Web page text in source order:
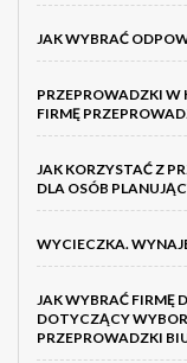
JAK WYBRAĆ
PRZEPROWADZKI W
FIRMĘ
JAK KORZYSTAĆ Z
DLA OSÓB
WYCIECZKA.
JAK WYBRAĆ FIRMĘ
DOTYCZĄCY
PRZEPROWADZKI